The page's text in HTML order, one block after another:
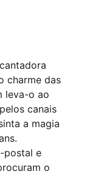
charme das
leva-o ao
canais
a magia
postal e
o